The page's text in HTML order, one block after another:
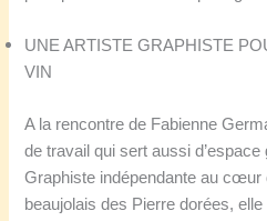
UNE ARTISTE GRAPHISTE
VIN
A la rencontre de Fabienne
de travail qui sert aussi
Graphiste indépendante au cœur
beaujolais des Pierre dorées,